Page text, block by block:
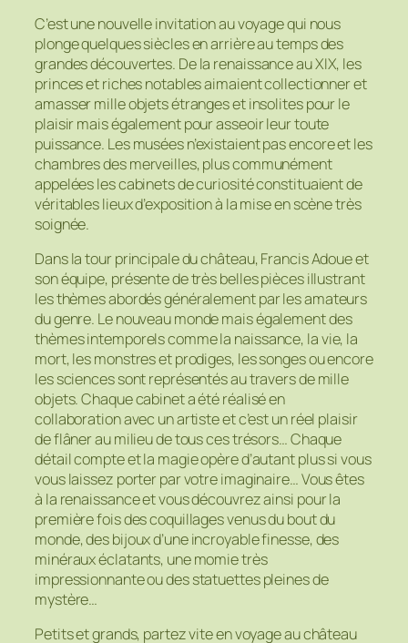
C’est une nouvelle invitation au voyage qui nous
plonge quelques siècles en arrière au temps des
grandes découvertes. De la renaissance au XIX, les
princes et riches notables aimaient collectionner et
amasser mille objets étranges et insolites pour le
plaisir mais également pour asseoir leur toute
puissance. Les musées n’existaient pas encore et les
chambres des merveilles, plus communément
appelées les cabinets de curiosité constituaient de
véritables lieux d’exposition à la mise en scène très
soignée.
Dans la tour principale du château, Francis Adoue et
son équipe, présente de très belles pièces illustrant
les thèmes abordés généralement par les amateurs
du genre. Le nouveau monde mais également des
thèmes intemporels comme la naissance, la vie, la
mort, les monstres et prodiges, les songes ou encore
les sciences sont représentés au travers de mille
objets. Chaque cabinet a été réalisé en
collaboration avec un artiste et c’est un réel plaisir
de flâner au milieu de tous ces trésors… Chaque
détail compte et la magie opère d’autant plus si vous
vous laissez porter par votre imaginaire… Vous êtes
à la renaissance et vous découvrez ainsi pour la
première fois des coquillages venus du bout du
monde, des bijoux d’une incroyable finesse, des
minéraux éclatants, une momie très
impressionnante ou des statuettes pleines de
mystère…
Petits et grands, partez vite en voyage au château